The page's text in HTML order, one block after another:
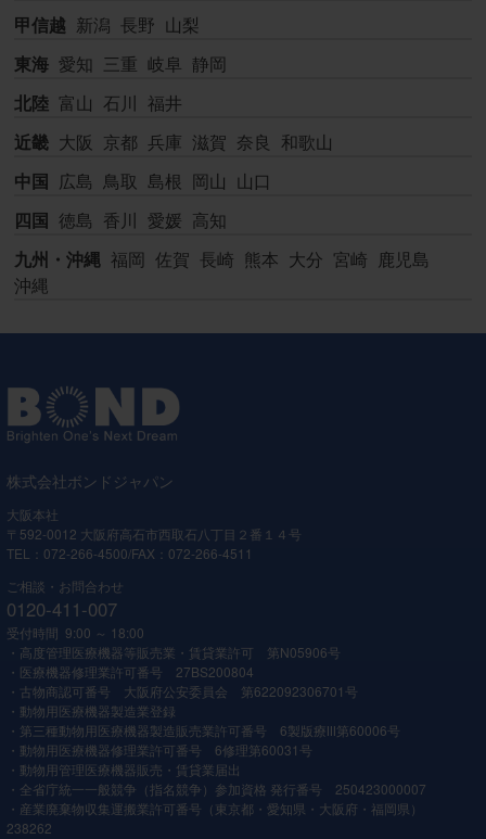
甲信越 新潟 長野 山梨
東海 愛知 三重 岐阜 静岡
北陸 富山 石川 福井
近畿 大阪 京都 兵庫 滋賀 奈良 和歌山
中国 広島 鳥取 島根 岡山 山口
四国 徳島 香川 愛媛 高知
九州・沖縄 福岡 佐賀 長崎 熊本 大分 宮崎 鹿児島
沖縄
株式会社ボンドジャパン
大阪本社
〒592-0012 大阪府高石市西取石八丁目２番１４号
TEL：072-266-4500/FAX：072-266-4511
ご相談・お問合わせ
0120-411-007
受付時間 9:00 ～ 18:00
・高度管理医療機器等販売業・賃貸業許可 第N05906号
・医療機器修理業許可番号 27BS200804
・古物商認可番号 大阪府公安委員会 第622092306701号
・動物用医療機器製造業登録
・第三種動物用医療機器製造販売業許可番号 6製版療Ⅲ第60006号
・動物用医療機器修理業許可番号 6修理第60031号
・動物用管理医療機器販売・賃貸業届出
・全省庁統一一般競争（指名競争）参加資格 発行番号 250423000007
・産業廃棄物収集運搬業許可番号（東京都・愛知県・大阪府・福岡県）
238262